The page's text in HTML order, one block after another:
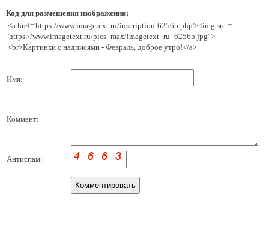
Код для размещения изображения:
<a href='https://www.imagetext.ru/inscription-62565.php'><img src =
'https://www.imagetext.ru/pics_max/imagetext_ru_62565.jpg' >
<br>Картинки с надписями - Февраль, доброе утро!</a>
Имя:
Коммент:
Антиспам: